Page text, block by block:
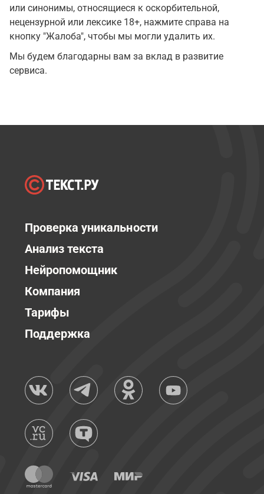
или синонимы, относящиеся к оскорбительной,
нецензурной или лексике 18+, нажмите справа на
кнопку "Жалоба", чтобы мы могли удалить их.
Мы будем благодарны вам за вклад в развитие
сервиса.
Проверка уникальности
Анализ текста
Нейропомощник
Компания
Тарифы
Поддержка